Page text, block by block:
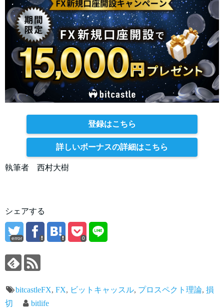
登録はこちら
詳しいボーナスの詳細はこちら
執筆者 西村大樹
シェアする
error 0
bitcastleFX, FX, ビットキャッスル, プロスペクト理論, 損
切
bitlife